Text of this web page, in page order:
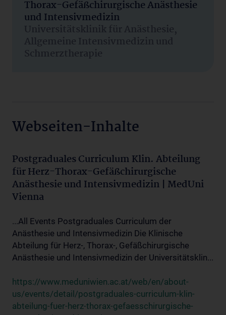
Thorax-Gefäßchirurgische Anästhesie
und Intensivmedizin
Universitätsklinik für Anästhesie,
Allgemeine Intensivmedizin und
Schmerztherapie
Webseiten-Inhalte
Postgraduales Curriculum Klin. Abteilung
für Herz-Thorax-Gefäßchirurgische
Anästhesie und Intensivmedizin | MedUni
Vienna
...All Events Postgraduales Curriculum der
Anästhesie und Intensivmedizin Die Klinische
Abteilung für Herz-, Thorax-, Gefäßchirurgische
Anästhesie und Intensivmedizin der Universitätsklin...
https://www.meduniwien.ac.at/web/en/about-
us/events/detail/postgraduales-curriculum-klin-
abteilung-fuer-herz-thorax-gefaesschirurgische-